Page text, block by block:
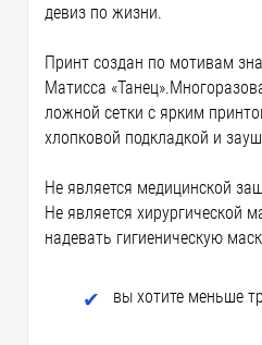
девиз по жизни.
Принт создан по мотивам
Матисса
ложной сетки с ярким
хлопковой подкладкой и
Не является медицинской
Не является хирургической
надевать гигиеническую
вы хотите меньше